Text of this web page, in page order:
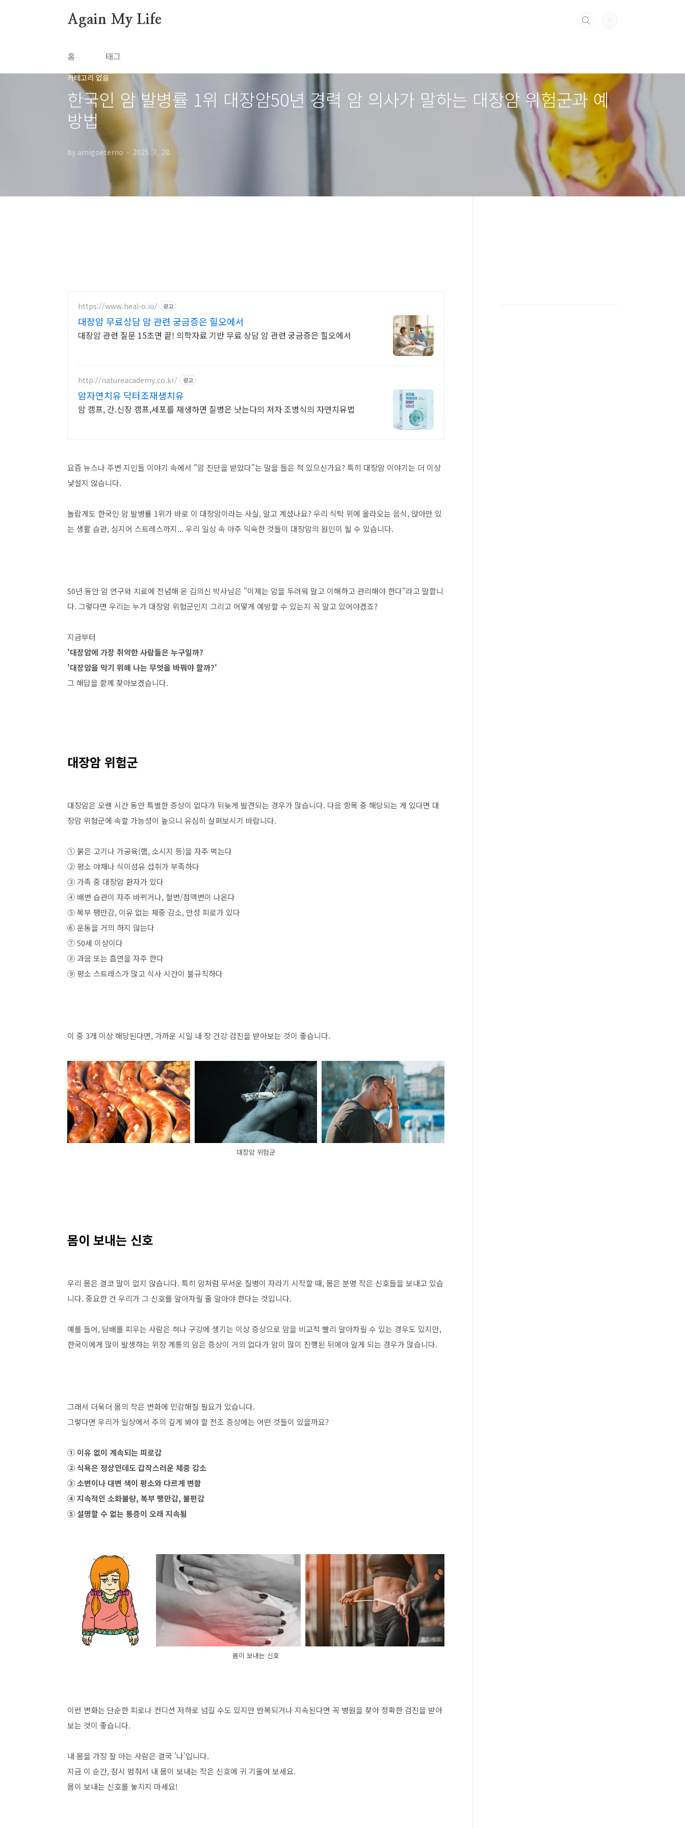
Again My Life
홈 태그
카테고리 없음
한국인 암 발병률 1위 대장암50년 경력 암 의사가 말하는 대장암 위험군과 예
방법
by amigoeterno 2025. 7. 28.
https://www.heal-o.io/ 광고
대장암 무료상담 암 관련 궁금증은 힐오에서
대장암 관련 질문 15초면 끝! 의학자료 기반 무료 상담 암 관련 궁금증은 힐오에서
http://natureacademy.co.kr/ 광고
암자연치유 닥터조재생치유
암 캠프, 간.신장 캠프,세포를 재생하면 질병은 낫는다의 저자 조병식의 자연치유법
요즘 뉴스나 주변 지인들 이야기 속에서 "암 진단을 받았다"는 말을 들은 적 있으신가요? 특히 대장암 이야기는 더 이상
낯설지 않습니다.
놀랍게도 한국인 암 발병률 1위가 바로 이 대장암이라는 사실, 알고 계셨나요? 우리 식탁 위에 올라오는 음식, 앉아만 있
는 생활 습관, 심지어 스트레스까지... 우리 일상 속 아주 익숙한 것들이 대장암의 원인이 될 수 있습니다.
50년 동안 암 연구와 치료에 전념해 온 김의신 박사님은 "이제는 암을 두려워 말고 이해하고 관리해야 한다"라고 말합니
다. 그렇다면 우리는 누가 대장암 위험군인지 그리고 어떻게 예방할 수 있는지 꼭 알고 있어야겠죠?
지금부터
'대장암에 가장 취약한 사람들은 누구일까?
'대장암을 막기 위해 나는 무엇을 바꿔야 할까?'
그 해답을 함께 찾아보겠습니다.
대장암 위험군
대장암은 오랜 시간 동안 특별한 증상이 없다가 뒤늦게 발견되는 경우가 많습니다. 다음 항목 중 해당되는 게 있다면 대
장암 위험군에 속할 가능성이 높으니 유심히 살펴보시기 바랍니다.
① 붉은 고기나 가공육(햄, 소시지 등)을 자주 먹는다
② 평소 야채나 식이섬유 섭취가 부족하다
③ 가족 중 대장암 환자가 있다
④ 배변 습관이 자주 바뀌거나, 혈변/점액변이 나온다
⑤ 복부 팽만감, 이유 없는 체중 감소, 만성 피로가 있다
⑥ 운동을 거의 하지 않는다
⑦ 50세 이상이다
⑧ 과음 또는 흡연을 자주 한다
⑨ 평소 스트레스가 많고 식사 시간이 불규칙하다
이 중 3개 이상 해당된다면, 가까운 시일 내 장 건강 검진을 받아보는 것이 좋습니다.
대장암 위험군
몸이 보내는 신호
우리 몸은 결코 말이 없지 않습니다. 특히 암처럼 무서운 질병이 자라기 시작할 때, 몸은 분명 작은 신호들을 보내고 있습
니다. 중요한 건 우리가 그 신호를 알아차릴 줄 알아야 한다는 것입니다.
예를 들어, 담배를 피우는 사람은 혀나 구강에 생기는 이상 증상으로 암을 비교적 빨리 알아차릴 수 있는 경우도 있지만,
한국이에게 많이 발생하는 위장 계통의 암은 증상이 거의 없다가 암이 많이 진행된 뒤에야 알게 되는 경우가 많습니다.
그래서 더욱더 몸의 작은 변화에 민감해질 필요가 있습니다.
그렇다면 우리가 일상에서 주의 깊게 봐야 할 전조 증상에는 어떤 것들이 있을까요?
① 이유 없이 계속되는 피로감
② 식욕은 정상인데도 갑작스러운 체중 감소
③ 소변이나 대변 색이 평소와 다르게 변함
④ 지속적인 소화불량, 복부 팽만감, 불편감
⑤ 설명할 수 없는 통증이 오래 지속됨
몸이 보내는 신호
이런 변화는 단순한 피로나 컨디션 저하로 넘길 수도 있지만 반복되거나 지속된다면 꼭 병원을 찾아 정확한 검진을 받아
보는 것이 좋습니다.
내 몸을 가장 잘 아는 사람은 결국 '나'입니다.
지금 이 순간, 잠시 멈춰서 내 몸이 보내는 작은 신호에 귀 기울여 보세요.
몸이 보내는 신호를 놓치지 마세요!